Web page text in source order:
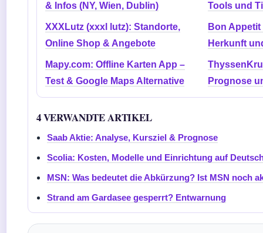
& Infos (NY, Wien, Dublin)
Tools und
XXXLutz (xxxl lutz): Standorte,
Online Shop & Angebote
Bon
Herkunft
Mapy.com: Offline Karten App –
Test & Google Maps Alternative
Prognose
4 VERWANDTE ARTIKEL
Saab Aktie: Analyse, Kursziel & Prognose
Scolia: Kosten, Modelle und Einrichtung auf
MSN: Was bedeutet die Abkürzung? Ist MSN noch
Strand am Gardasee gesperrt? Entwarnung